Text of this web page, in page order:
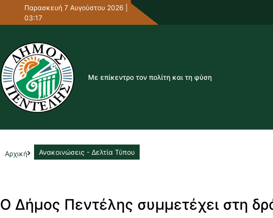
Παρασκευή 7 Αυγούστου 2026 |
03:17
Με επίκεντρο τον πολίτη και τη φύση
Αρχική Ανακοινώσεις - Δελτία Τύπου
Ο Δήμος Πεντέλης συμμετέχει στη